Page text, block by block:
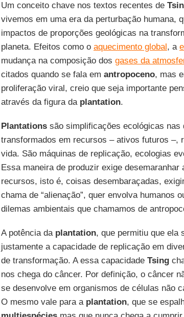
Um conceito chave nos textos recentes de
vivemos em uma era da perturbação humana,
impactos de proporções geológicas na
planeta. Efeitos como o aquecimento global, a
mudança na composição dos gases da
citados quando se fala em antropoceno, mas
proliferação viral, creio que seja importante
através da figura da plantation.
Plantationssão simplificações ecológicas nas
transformados em recursos – ativos futuros –,
vida. São máquinas de replicação, ecologias
Essa maneira de produzir exige
recursos, isto é, coisas desembaraçadas,
chama de “alienação”, quer envolva humanos
dilemas ambientais que chamamos de
A potência da plantation, que permitiu que ela
justamente a capacidade de replicação em
de transformação. A essa capacidade Tsing
nos chega do câncer. Por definição, o câncer
se desenvolve em organismos de células não
O mesmo vale para a plantation, que se